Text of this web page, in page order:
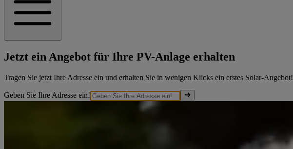
Jetzt ein Angebot für Ihre PV-Anlage erhalten
Tragen Sie jetzt Ihre Adresse ein und erhalten Sie in wenigen Klicks ein erstes Solar-Angebot!
Geben Sie Ihre Adresse ein!